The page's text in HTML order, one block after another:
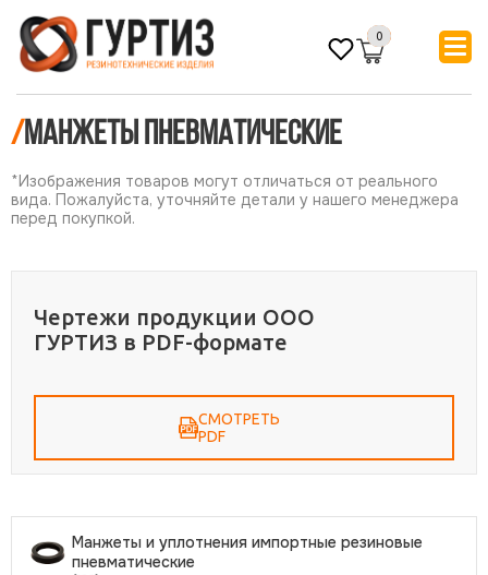
0
/Манжеты пневматические
*Изображения товаров могут отличаться от реального
вида. Пожалуйста, уточняйте детали у нашего менеджера
перед покупкой.
Чертежи продукции ООО
ГУРТИЗ в PDF-формате
СМОТРЕТЬ
PDF
Манжеты и уплотнения импортные резиновые
пневматические